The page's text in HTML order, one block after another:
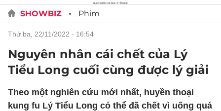
SHOWBIZ Phim
thứ ba, 22/11/2022 - 16:54
Nguyên nhân cái chết của Lý
Tiểu Long cuối cùng được lý giải
Theo một nghiên cứu mới nhất, huyền thoại
kung fu Lý Tiểu Long có thể đã chết vì uống quá